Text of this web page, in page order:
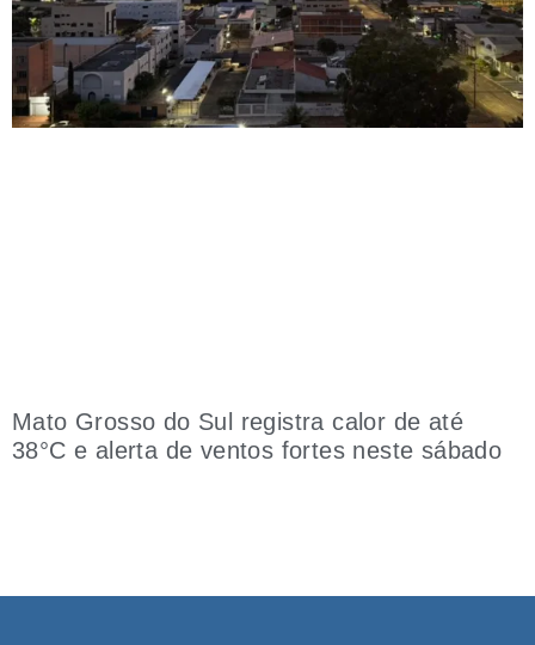
Mato Grosso do Sul registra calor de até
38°C e alerta de ventos fortes neste sábado